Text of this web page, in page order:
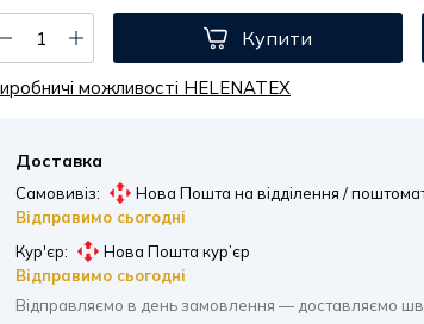
Купити
можливості HELENATEX
Доставка
Самовивіз:
Нова Пошта на відділення /
Відправимо сьогодні
Кур'єр:
Нова Пошта кур’єр
Відправимо сьогодні
Відправляємо в день замовлення — доставляємо